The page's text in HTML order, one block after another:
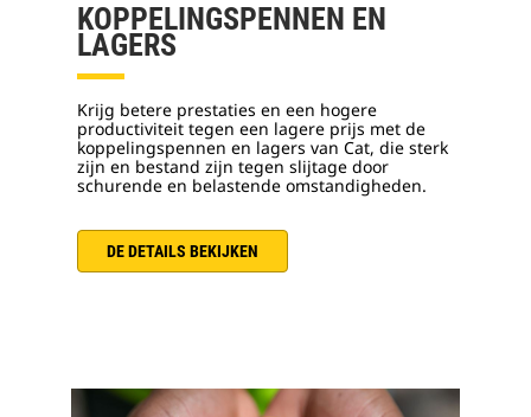
KOPPELINGSPENNEN EN
LAGERS
Krijg betere prestaties en een hogere
productiviteit tegen een lagere prijs met de
koppelingspennen en lagers van Cat, die sterk
zijn en bestand zijn tegen slijtage door
schurende en belastende omstandigheden.
DE DETAILS BEKIJKEN